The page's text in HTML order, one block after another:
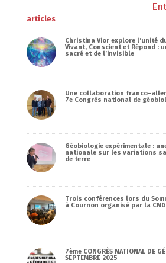
articles
Christina Vior explore l’unité
Vivant, Conscient et Répond :
sacré et de l’invisible
Une collaboration franco-
7e Congrès national de
Géobiologie expérimentale :
nationale sur les variations
de terre
Trois conférences lors du
à Cournon organisé par la CNG
7ème CONGRÈS NATIONAL DE
SEPTEMBRE 2025